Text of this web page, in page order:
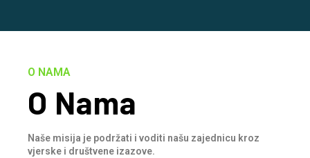
O NAMA
O Nama
Naše misija je podržati i voditi našu zajednicu kroz
vjerske i društvene izazove.